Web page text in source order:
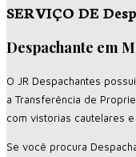
SERVIÇO DE
Despachante em
O JR Despachantes
a Transferência de
com vistorias cautelares
Se você procura